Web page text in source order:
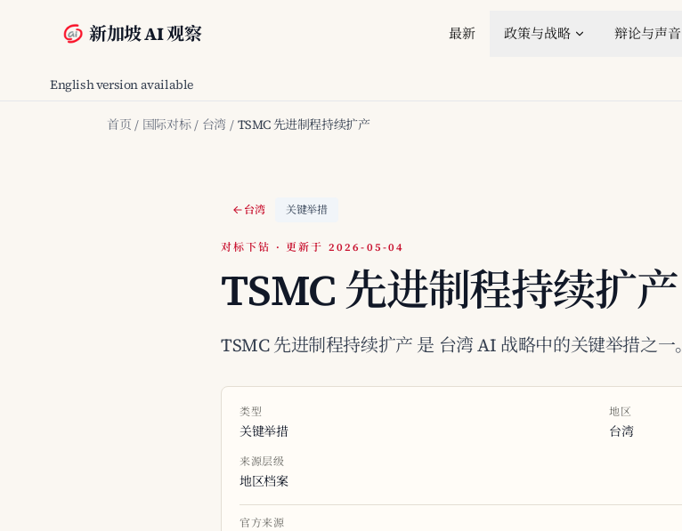
新加坡 AI 观察 最新 政策与战略 辩论与声音
English version available
首页 / 国际对标 / 台湾 / TSMC 先进制程持续扩产
台湾 关键举措
对标下钻 · 更新于 2026-05-04
TSMC 先进制程持续扩产
TSMC 先进制程持续扩产 是 台湾 AI 战略中的关键举措之一。
类型
关键举措
地区
台湾
来源层级
地区档案
官方来源